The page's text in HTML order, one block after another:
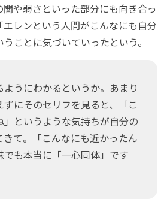
や弱さといった部分にも向き合っ
レンという人間がこんなにも自分
ことに気づいていったという。
うにわかるというか。あまり
にそのセリフを見ると、「こ
」というような気持ちが自分の
て。「こんなにも近かったん
でも本当に「一心同体」です